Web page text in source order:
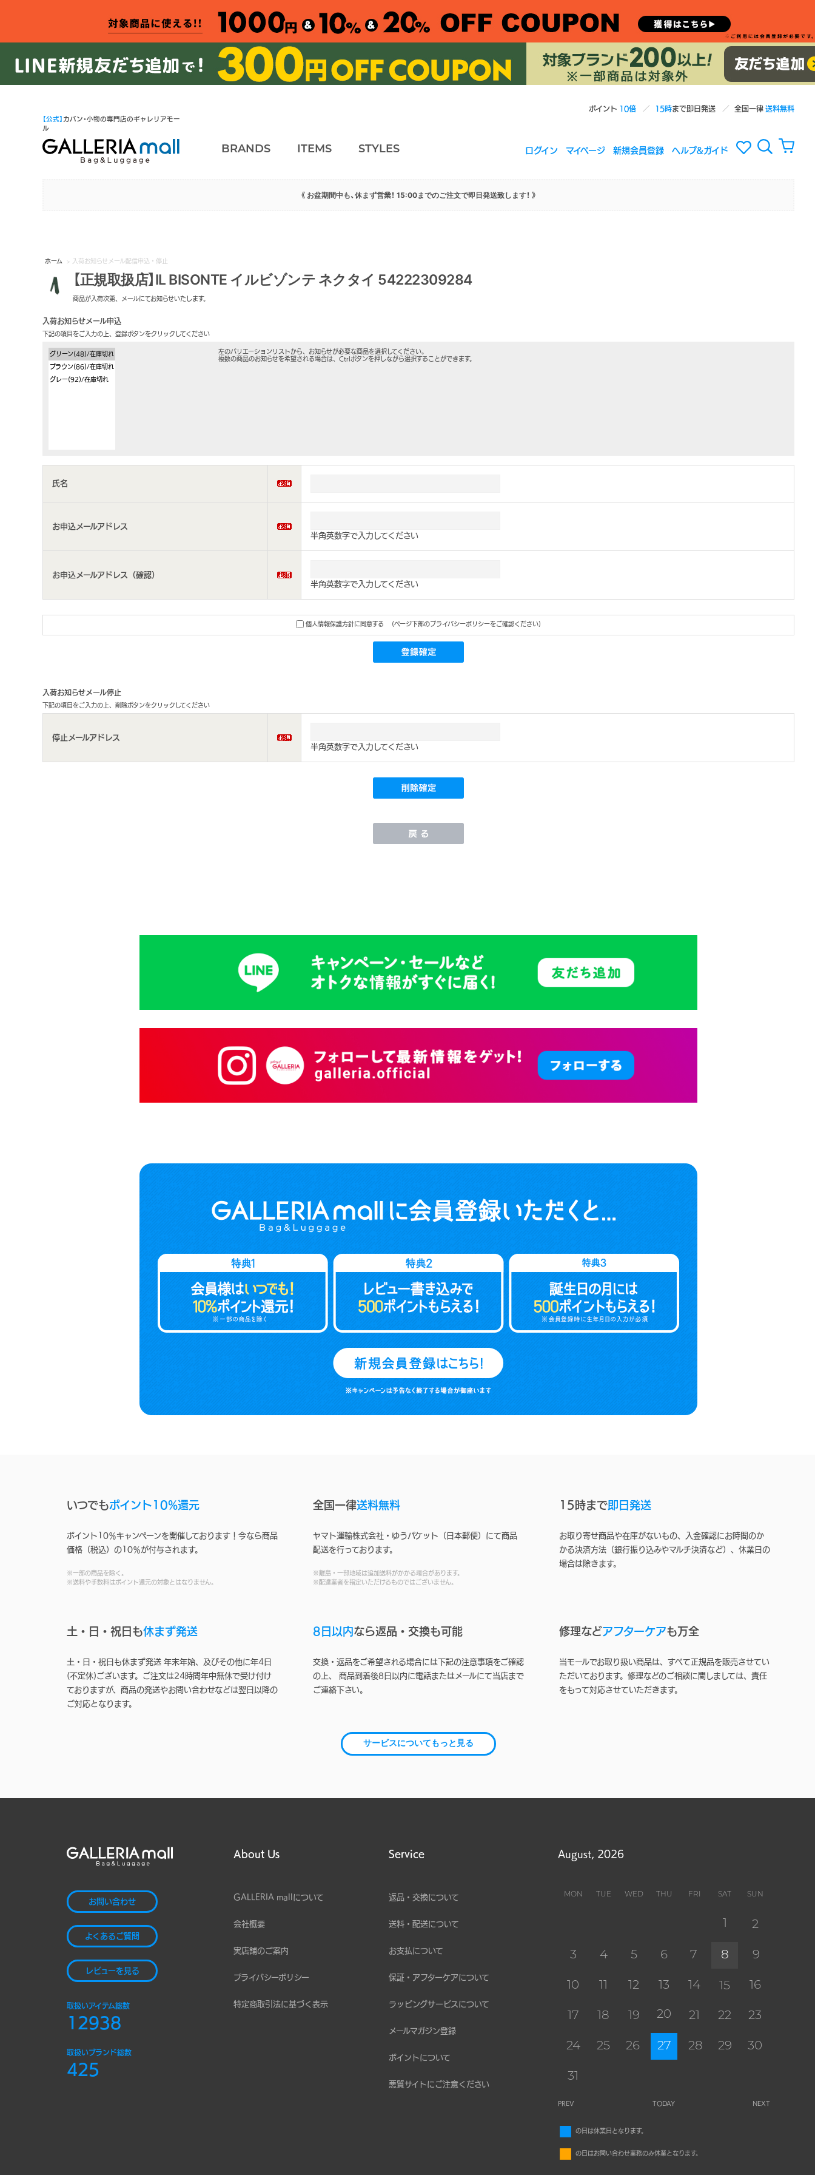
ポイント 10倍 15時まで即日発送 全国一律送料無料
【公式】 カバン・小物の専門店のギャレリアモー
ル
BRANDS ITEMS STYLES ログイン マイページ 新規会員登録 ヘルプ&ガイド
《 お盆期間中も、休まず営業！ 15:00までのご注文で即日発送致します！ 》
ホーム > 入荷お知らせメール配信申込・停止
【正規取扱店】IL BISONTE イルビゾンテ ネクタイ 54222309284
商品が入荷次第、メールにてお知らせいたします。
入荷お知らせメール申込
下記の項目をご入力の上、登録ボタンをクリックしてください
左のバリエーションリストから、お知らせが必要な商品を選択してください。
複数の商品のお知らせを希望される場合は、Ctrlボタンを押しながら選択することができます。
氏名
お申込メールアドレス
半角英数字で入力してください
お申込メールアドレス（確認）
半角英数字で入力してください
個人情報保護方針に同意する (ページ下部のプライバシーポリシーをご確認ください)
入荷お知らせメール停止
下記の項目をご入力の上、削除ボタンをクリックしてください
停止メールアドレス
半角英数字で入力してください
いつでもポイント10%還元
ポイント10％キャンペーンを開催しております！今なら商品
価格（税込）の10％が付与されます。
※一部の商品を除く。
※送料や手数料はポイント還元の対象とはなりません。
全国一律送料無料
ヤマト運輸株式会社・ゆうパケット（日本郵便）にて商品
配送を行っております。
※離島・一部地域は追加送料がかかる場合があります。
※配達業者を指定いただけるものではございません。
15時まで即日発送
お取り寄せ商品や在庫がないもの、入金確認にお時間のか
かる決済方法（銀行振り込みやマルチ決済など）、休業日の
場合は除きます。
土・日・祝日も休まず発送
土・日・祝日も休まず発送 年末年始、及びその他に年4日
(不定休)ございます。ご注文は24時間年中無休で受け付け
ておりますが、商品の発送やお問い合わせなどは翌日以降の
ご対応となります。
8日以内なら返品・交換も可能
交換・返品をご希望される場合には下記の注意事項をご確認
の上、 商品到着後8日以内に電話またはメールにて当店まで
ご連絡下さい。
修理などアフターケアも万全
当モールでお取り扱い商品は、すべて正規品を販売させてい
ただいております。修理などのご相談に関しましては、責任
をもって対応させていただきます。
サービスについてもっと見る
お問い合わせ
よくあるご質問
レビューを見る
取扱いアイテム総数
12938
取扱いブランド総数
425
About Us
GALLERIA mallについて
会社概要
実店舗のご案内
プライバシーポリシー
特定商取引法に基づく表示
Service
返品・交換について
送料・配送について
お支払について
保証・アフターケアについて
ラッピングサービスについて
メールマガジン登録
ポイントについて
悪質サイトにご注意ください
August, 2026
MON TUE WED THU FRI SAT SUN
2
3 4 5 6 7 8 9
10 12 13 14 15 16
17 18 19 20 21 22 23
24 25 26 27 28 29 30
31
PREV TODAY NEXT
の日は休業日となります。
の日はお問い合わせ業務のみ休業となります。